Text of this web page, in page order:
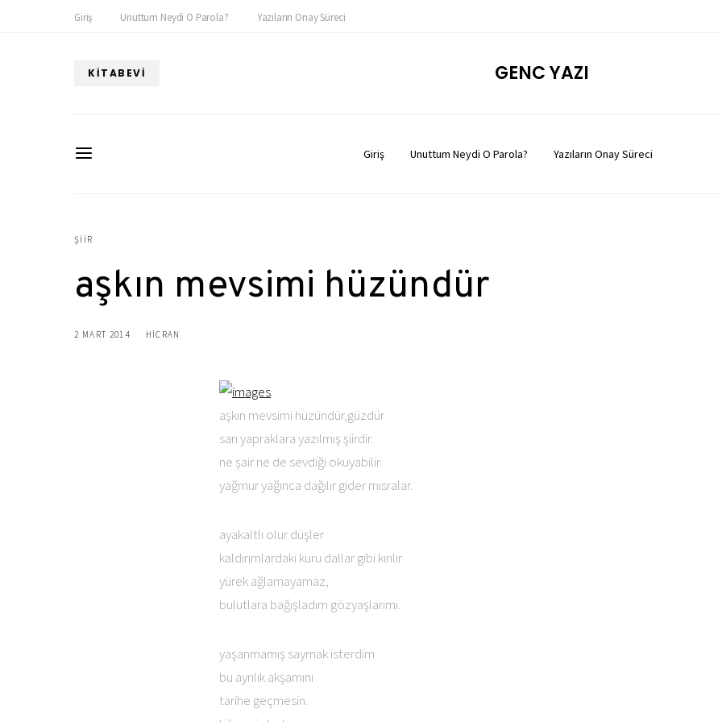
Giriş Unuttum Neydi O Parola? Yazıların Onay Süreci
KITABEVI GENC YAZI
Giriş Unuttum Neydi O Parola? Yazıların Onay Süreci
ŞIIR
aşkın mevsimi hüzündür
2 MART 2014 HICRAN
aşkın mevsimi hüzündür,güzdür
sarı yapraklara yazılmış şiirdir.
ne şair ne de sevdiği okuyabilir
yağmur yağınca dağılır gider mısralar.
ayakaltlı olur düşler
kaldırımlardaki kuru dallar gibi kırılır
yürek ağlamayamaz,
bulutlara bağışladım gözyaşlarımı.
yaşanmamış saymak isterdim
bu ayrılık akşamını
tarihe geçmesin.